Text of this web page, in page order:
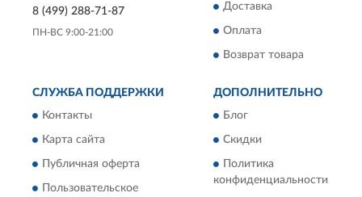
8 (499) 288-71-87
ПН-ВС 9:00-21:00
Доставка
Оплата
Возврат товара
СЛУЖБА ПОДДЕРЖКИ
Контакты
Карта сайта
Публичная оферта
Пользовательское
ДОПОЛНИТЕЛЬНО
Блог
Скидки
Политика
конфиденциальности